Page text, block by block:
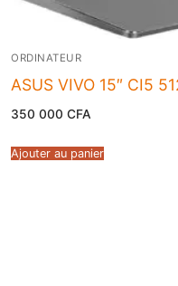
ORDINATEUR
ASUS VIVO 15″ CI5
350 000 CFA
Ajouter au panier